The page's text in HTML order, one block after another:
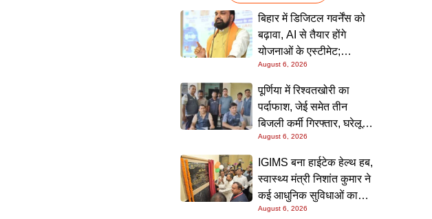
बिहार में डिजिटल गवर्नेंस को
बढ़ावा, AI से तैयार होंगे
योजनाओं के एस्टीमेट;
मुख्यमंत्री ने परियोजना
निगरानी पोर्टल किया लॉन्च
August 6, 2026
पूर्णिया में रिश्वतखोरी का
पर्दाफाश, जेई समेत तीन
बिजली कर्मी गिरफ्तार, घरेलू
कनेक्शन के नाम पर मांगे जा रहे
थे 15 हजार रुपये, निगरानी
टीम ने रंगे हाथ पकड़ा
August 6, 2026
IGIMS बना हाईटेक हेल्थ हब,
स्वास्थ्य मंत्री निशांत कुमार ने
कई आधुनिक सुविधाओं का
किया उद्घाटन; गंभीर मरीजों
August 6, 2026